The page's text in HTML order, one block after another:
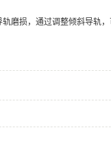
磨损，通过调整倾斜导轨